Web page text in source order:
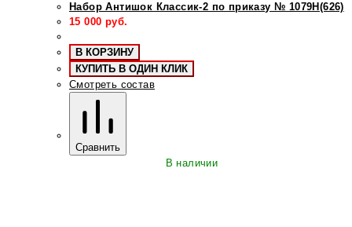
Набор Антишок Классик-2 по приказу № 1079Н(626)
15 000 руб.
В КОРЗИНУ
КУПИТЬ В ОДИН КЛИК
Смотреть состав
Сравнить
В наличии